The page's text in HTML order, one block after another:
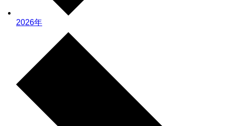
2026年